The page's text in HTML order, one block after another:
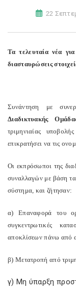
22
Τα τελευταία νέα
διασταυρώσεις
Συνάντηση με
Διαδικτυακής
τριμηνιαίας
επικρατήσει να τις
Οι εκπρόσωποι της
συναλλαγών με βάση τα
σύστημα, και ζήτησαν:
α) Επαναφορά του
συγκεντρωτικές
αποκλίσεων πάνω από
β) Μετατροπή από
γ) Μη ύπαρξη